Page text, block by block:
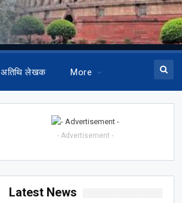
अतिथि लेखक More
- Advertisement -
Latest News